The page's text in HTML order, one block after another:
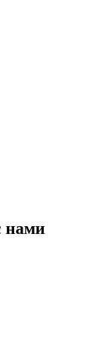
нами